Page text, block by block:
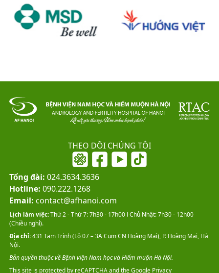
THEO DÕI CHÚNG TÔI
Tổng đài: 024.3634.3636
Hotline: 090.222.1268
Email: contact@afhanoi.com
This site is protected by reCAPTCHA and the GooglePrivacy
Lịch làm việc:Thứ 2 - Thứ 7: 7h30 - 17h00 l Chủ Nhật: 7h30 - 12h00
(Chiều nghỉ).
Địa chỉ:431 Tam Trinh (Lô 07 – 3A Cụm CN Hoàng Mai), P. Hoàng Mai, Hà
Nội.
Bản quyền thuộc về Bệnh viện Nam học và Hiếm muộn Hà Nội.